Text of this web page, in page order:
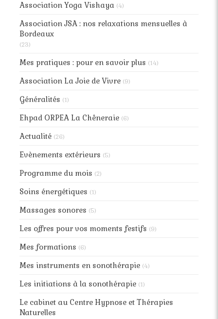
Association Yoga Vishaya (4)
Association JSA : nos relaxations mensuelles à
Bordeaux
(23)
Mes pratiques : pour en savoir plus (14)
Association La Joie de Vivre (9)
Généralités (1)
Ehpad ORPEA La Chêneraie (6)
Actualité (26)
Evènements extérieurs (5)
Programme du mois (2)
Soins énergétiques (1)
Massages sonores (5)
Les offres pour vos moments festifs (9)
Mes formations (6)
Mes instruments en sonothérapie (4)
Les initiations à la sonothérapie (1)
Le cabinet au Centre Hypnose et Thérapies
Naturelles